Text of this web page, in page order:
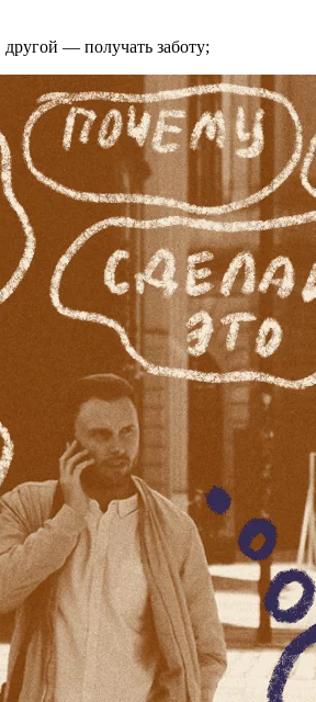
— получать заботу;